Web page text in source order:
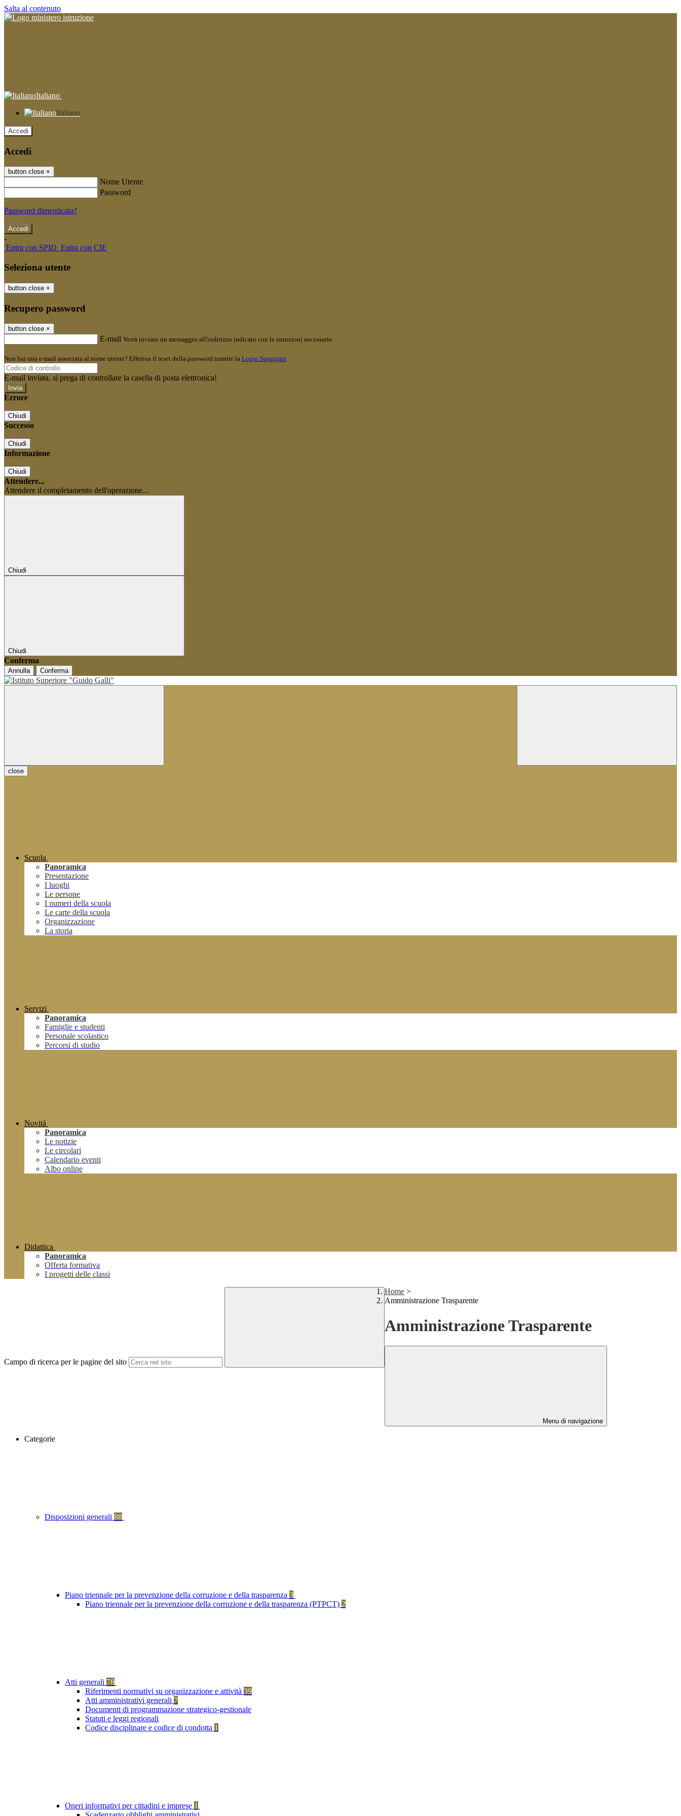
Salta al contenuto
Italiano
Italiano
Accedi
Accedi
button close ×
Nome Utente
Password
Password dimenticata?
-
Entra con SPID Entra con CIE
Seleziona utente
button close ×
Recupero password
button close ×
E-mail Verrà inviato un messaggio all'indirizzo indicato con le istruzioni necessarie.
Non hai una e-mail associata al nome utente? Effettua il reset della password tramite la Login Spaggiari
E-mail inviata, si prega di controllare la casella di posta elettronica!
Errore
Chiudi
Successo
Chiudi
Informazione
Chiudi
Attendere...
Attendere il completamento dell'operazione...
Chiudi
Chiudi
Conferma
Annulla Conferma
close
Scuola
Panoramica
Presentazione
I luoghi
Le persone
I numeri della scuola
Le carte della scuola
Organizzazione
La storia
Servizi
Panoramica
Famiglie e studenti
Personale scolastico
Percorsi di studio
Novità
Panoramica
Le notizie
Le circolari
Calendario eventi
Albo online
Didattica
Panoramica
Offerta formativa
I progetti delle classi
Campo di ricerca per le pagine del sito
Home >
Amministrazione Trasparente
Amministrazione Trasparente
Menu di navigazione
Categorie
Disposizioni generali 88
Piano triennale per la prevenzione della corruzione e della trasparenza 3
Piano triennale per la prevenzione della corruzione e della trasparenza (PTPCT) 2
Atti generali 78
Riferimenti normativi su organizzazione e attività 39
Atti amministrativi generali 7
Documenti di programmazione strategico-gestionale
Statuti e leggi regionali
Codice disciplinare e codice di condotta 1
Oneri informativi per cittadini e imprese 1